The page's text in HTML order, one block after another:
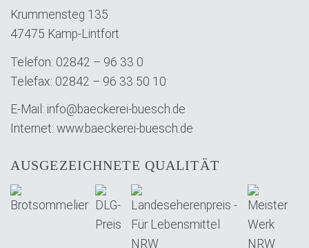
Krummensteg 135
47475 Kamp-Lintfort
Telefon: 02842 – 96 33 0
Telefax: 02842 – 96 33 50 10
E-Mail: info@baeckerei-buesch.de
Internet: www.baeckerei-buesch.de
AUSGEZEICHNETE QUALITÄT